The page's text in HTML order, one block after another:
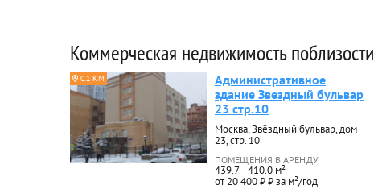
Коммерческая недвижимость поблизости
0.1 КМ
Административное
здание Звездный бульвар
23 стр.10
Москва, Звёздный бульвар, дом
23, стр. 10
ПОМЕЩЕНИЯ В АРЕНДУ
439.7—410.0 м²
от 20 400 ₽ ₽ за м²/год